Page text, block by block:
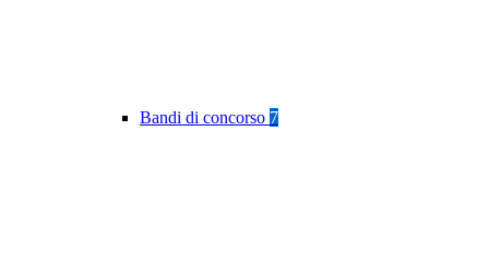
Bandi di concorso 7